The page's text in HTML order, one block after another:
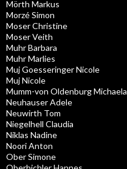
Mörth Markus
Morzé Simon
Moser Christine
Moser Veith
Muhr Barbara
Muhr Marlies
Muj Goesseringer Nicole
Muj Nicole
Mumm-von Oldenburg Michaela
Neuhauser Adele
Neuwirth Tom
Niegelhell Claudia
Niklas Nadine
Noori Anton
Ober Simone